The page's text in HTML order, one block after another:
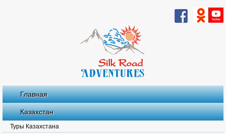
Главная
Казахстан
Туры Казахстана